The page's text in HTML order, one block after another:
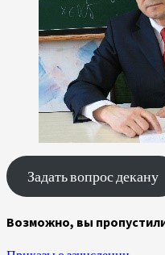
Задать вопрос декану
Возможно, вы